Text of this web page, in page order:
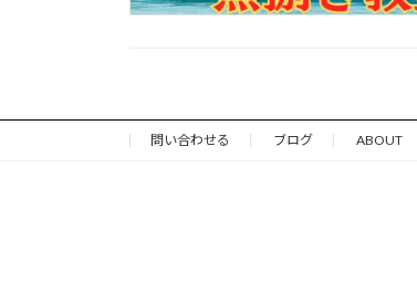
問い合わせる ブログ ABOUT